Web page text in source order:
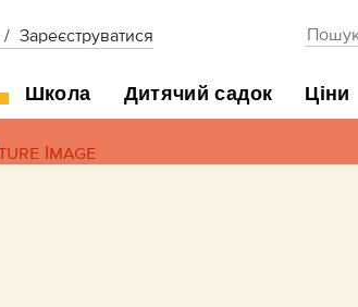
/ Зареєструватися
Школа Дитячий садок Ціни